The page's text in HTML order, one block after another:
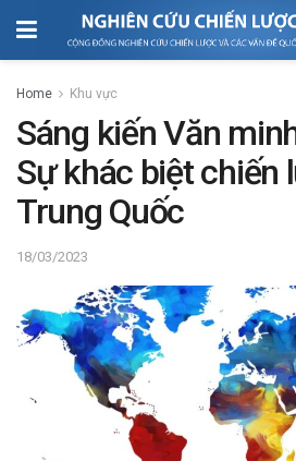
Home Khu vực
Sáng kiến Văn
Sự khác biệt chiến
Trung Quốc
18/03/2023